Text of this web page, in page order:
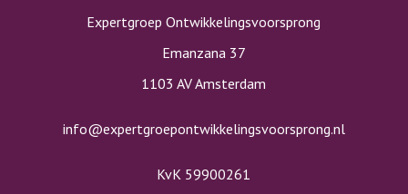
Expertgroep Ontwikkelingsvoorsprong
Emanzana 37
1103 AV Amsterdam
info@expertgroepontwikkelingsvoorsprong.nl
KvK 59900261